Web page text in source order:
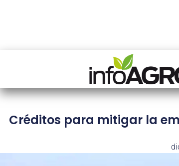
Créditos para mitigar la